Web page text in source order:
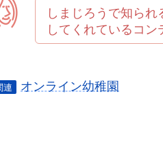
しまじろうで知ら
してくれているコン
連 オンライン幼稚園